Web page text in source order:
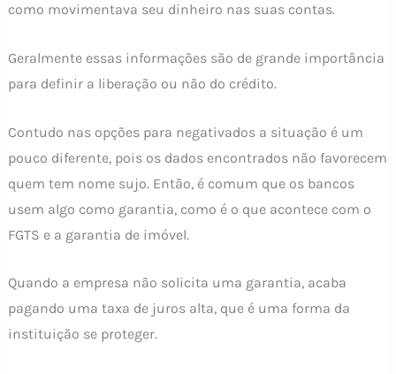
como movimentava seu dinheiro nas suas contas.
Geralmente essas informações são de grande importância
para definir a liberação ou não do crédito.
Contudo nas opções para negativados a situação é um
pouco diferente, pois os dados encontrados não favorecem
quem tem nome sujo. Então, é comum que os bancos
usem algo como garantia, como é o que acontece com o
FGTS e a garantia de imóvel.
Quando a empresa não solicita uma garantia, acaba
pagando uma taxa de juros alta, que é uma forma da
instituição se proteger.